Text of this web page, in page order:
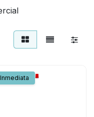
Inmediata